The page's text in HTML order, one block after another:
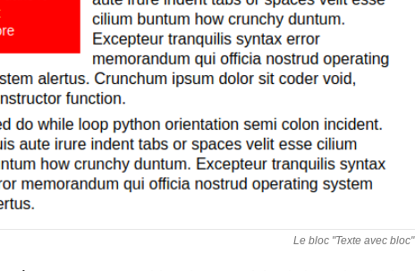
Le bloc "Texte avec bloc"